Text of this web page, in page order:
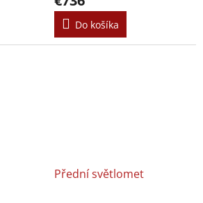
Do košíka
Přední světlomet